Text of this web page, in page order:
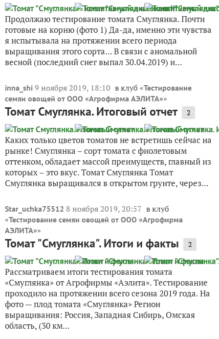
Продолжаю тестирование томата Смуглянка. Почти
готовые на корню (фото 1) Да-да, именно эти чувства
я испытывала на протяжении всего периода
выращивания этого сорта... В связи с аномальной
весной (последний снег выпал 30.04.2019) и...
inna_shi 9 ноября 2019, 18:10 в клуб «Тестирование
семян овощей от ООО «Агрофирма АЭЛИТА»»
Томат Смуглянка. Итоговый отчет 2
Каких только цветов томатов не встретишь сейчас на
рынке! Смуглянка – сорт томата с фиолетовым
оттенком, обладает массой преимуществ, главный из
которых – это вкус. Томат Смуглянка Томат
Смуглянка выращивался в открытом грунте, через...
Star_uchka75512 8 ноября 2019, 20:57 в клуб
«Тестирование семян овощей от ООО «Агрофирма
АЭЛИТА»»
Томат "Смуглянка". Итоги и факты 2
Рассматриваем итоги тестирования томата
«Смуглянка» от Агрофирмы «Аэлита». Тестирование
проходило на протяжении всего сезона 2019 года. На
фото — плод томата «Смуглянка» Регион
выращивания: Россия, Западная Сибирь, Омская
область, (30 км...